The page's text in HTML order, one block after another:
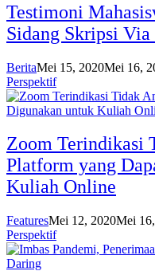
Testimoni
Sidang Skripsi
BeritaMei 15, 2020Mei 16,
Perspektif
Zoom Terindikasi
Platform yang
Kuliah Online
FeaturesMei 12, 2020Mei
Perspektif